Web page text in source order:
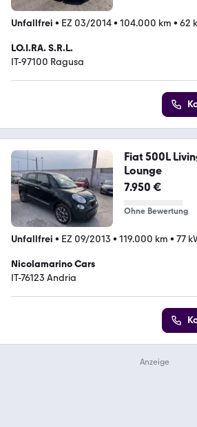
Unfallfrei • EZ 03/2014• 104.000 km • 62
LO.I.RA. S.R.L.
IT-97100 Ragusa
Fiat 500L
Lounge
7.950 €
Ohne Bewertung
Unfallfrei • EZ 09/2013 • 119.000 km • 77
Nicolamarino Cars
IT-76123 Andria